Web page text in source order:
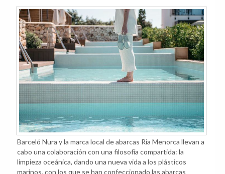
Barceló Nura y la marca local de abarcas Ria Menorca llevan a
cabo una colaboración con una filosofía compartida: la
limpieza oceánica, dando una nueva vida a los plásticos
marinos, con los que se han confeccionado las abarcas